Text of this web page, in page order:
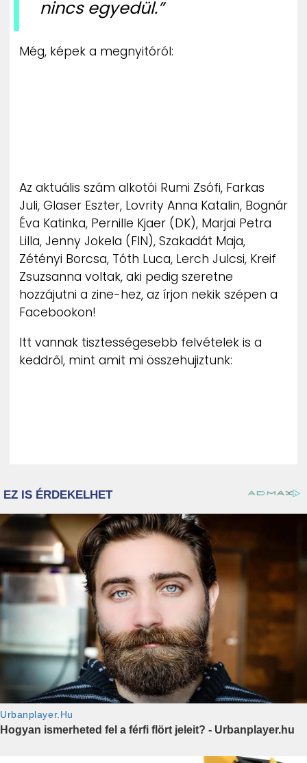
nincs egyedül.”
Még, képek a megnyitóról:
Az aktuális szám alkotói Rumi Zsófi, Farkas
Juli, Glaser Eszter, Lovrity Anna Katalin, Bognár
Éva Katinka, Pernille Kjaer (DK), Marjai Petra
Lilla, Jenny Jokela (FIN), Szakadát Maja,
Zétényi Borcsa, Tóth Luca, Lerch Julcsi, Kreif
Zsuzsanna voltak, aki pedig szeretne
hozzájutni a zine-hez, az írjon nekik szépen a
Facebookon!
Itt vannak tisztességesebb felvételek is a
keddről, mint amit mi összehujiztunk: